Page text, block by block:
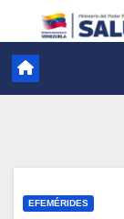
EFEMÉRIDES